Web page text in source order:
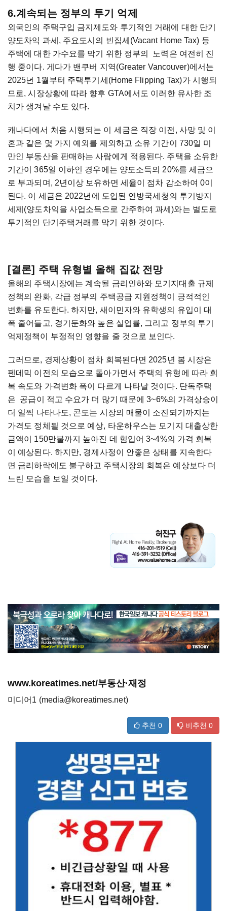
6.계속되는 정부의 투기 억제
외국인의 주택구입 금지제도와 투기적인 거래에 대한 단기
양도차익 과세, 주요도시의 빈집세(Vacant Home Tax) 등
주택에 대한 가수요를 막기 위한 정부의 노력은 여전히 진
행 중이다. 게다가 밴쿠버 지역(Greater Vancouver)에서는
2025년 1월부터 주택투기세(Home Flipping Tax)가 시행되
므로, 시장상황에 따라 향후 GTA에서도 이러한 유사한 조
치가 생겨날 수도 있다.
캐나다에서 처음 시행되는 이 세금은 직장 이전, 사망 및 이
혼과 같은 몇 가지 예외를 제외하고 소유 기간이 730일 미
만인 부동산을 판매하는 사람에게 적용된다. 주택을 소유한
기간이 365일 이하인 경우에는 양도소득의 20%를 세금으
로 부과되며, 2년이상 보유하면 세율이 점차 감소하여 0이
된다. 이 세금은 2022년에 도입된 연방국세청의 투기방지
세제(양도차익을 사업소득으로 간주하여 과세)와는 별도로
투기적인 단기주택거래를 막기 위한 것이다.
[결론] 주택 유형별 올해 집값 전망
올해의 주택시장에는 계속될 금리인하와 모기지대출 규제
정책의 완화, 각급 정부의 주택공급 지원정책이 긍적적인
변화를 유도한다. 하지만, 새이민자와 유학생의 유입이 대
폭 줄어들고, 경기둔화와 높은 실업률, 그리고 정부의 투기
억제정책이 부정적인 영향을 줄 것으로 보인다.
그러므로, 경제상황이 점차 회복된다면 2025년 봄 시장은
펜데믹 이전의 모습으로 돌아가면서 주택의 유형에 따라 회
복 속도와 가격변화 폭이 다르게 나타날 것이다. 단독주택
은 공급이 적고 수요가 더 많기 때문에 3~6%의 가격상승이
더 일찍 나타나도, 콘도는 시장의 매물이 소진되기까지는
가격도 정체될 것으로 예상, 타운하우스는 모기지 대출상한
금액이 150만불까지 높아진 데 힘입어 3~4%의 가격 회복
이 예상된다. 하지만, 경제사정이 안좋은 상태를 지속한다
면 금리하락에도 불구하고 주택시장의 회복은 예상보다 더
느린 모습을 보일 것이다.
www.koreatimes.net/부동산·재정
미디어1 (media@koreatimes.net)
추천 0 비추천 0